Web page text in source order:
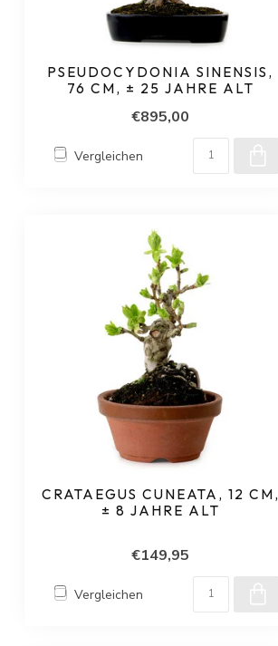
PSEUDOCYDONIA SINENSIS,
76 CM, ± 25 JAHRE ALT
€895,00
Vergleichen
CRATAEGUS CUNEATA, 12 CM,
± 8 JAHRE ALT
€149,95
Vergleichen